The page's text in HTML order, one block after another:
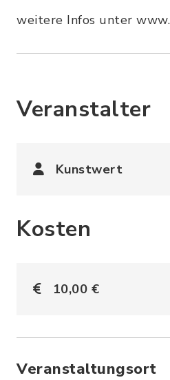
weitere Infos unter
Veranstalter
Kunstwert
Kosten
10,00 €
Veranstaltungsort